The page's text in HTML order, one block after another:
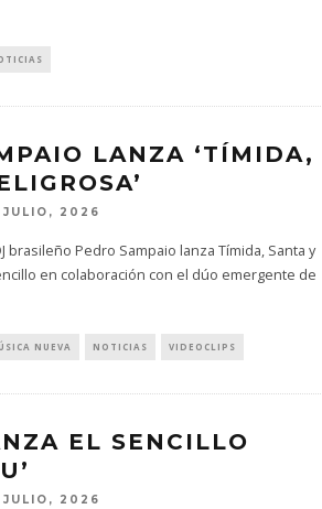
LANZA ‘TÍMIDA,
JULIO, 2026
brasileño Pedro Sampaio lanza Tímida, Santa y
en colaboración con el dúo emergente de
NUEVA NOTICIAS VIDEOCLIPS
EL SENCILLO
JULIO, 2026